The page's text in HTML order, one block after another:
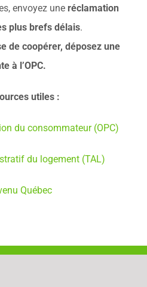
envoyez une réclamation
plus brefs délais.
de coopérer, déposez une
à l’OPC.
utiles :
du consommateur (OPC)
du logement (TAL)
Québec